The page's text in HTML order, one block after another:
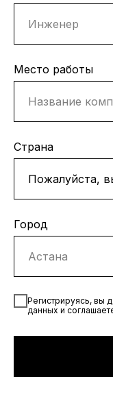
Место работы
Страна
Город
Регистрируясь, вы
данных и